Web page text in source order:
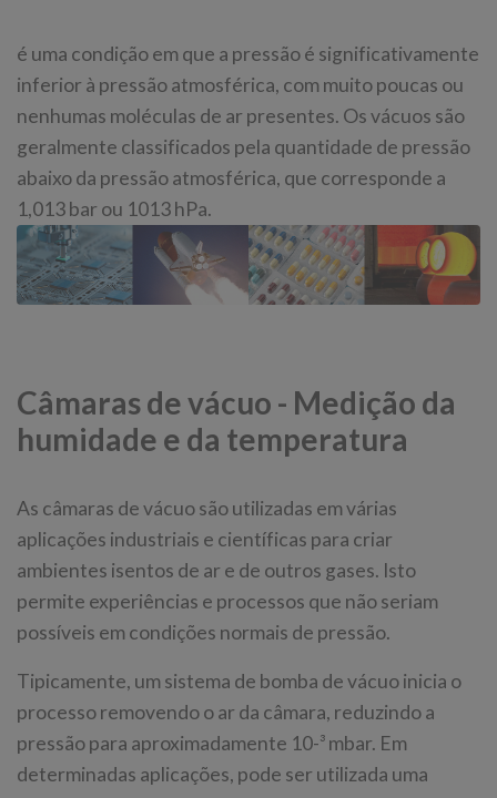
é uma condição em que a pressão é significativamente
inferior à pressão atmosférica, com muito poucas ou
nenhumas moléculas de ar presentes. Os vácuos são
geralmente classificados pela quantidade de pressão
abaixo da pressão atmosférica, que corresponde a
1,013 bar ou 1013 hPa.
Câmaras de vácuo - Medição da
humidade e da temperatura
As câmaras de vácuo são utilizadas em várias
aplicações industriais e científicas para criar
ambientes isentos de ar e de outros gases. Isto
permite experiências e processos que não seriam
possíveis em condições normais de pressão.
Tipicamente, um sistema de bomba de vácuo inicia o
processo removendo o ar da câmara, reduzindo a
pressão para aproximadamente 10-³ mbar. Em
determinadas aplicações, pode ser utilizada uma